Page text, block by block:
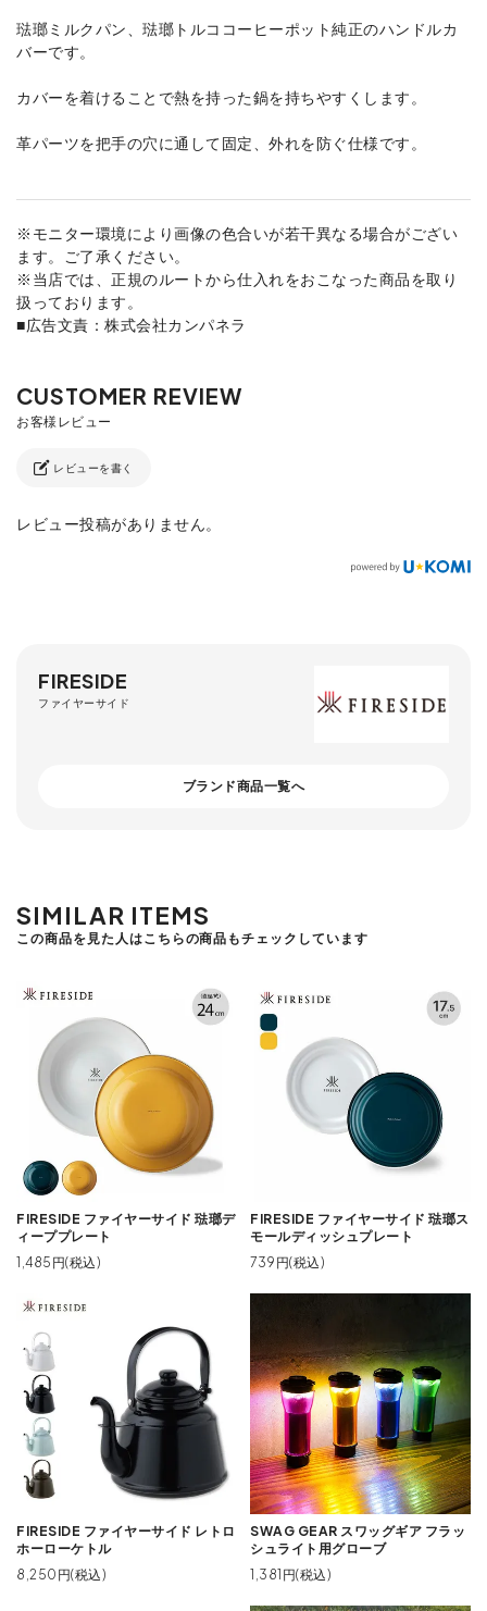
琺瑯ミルクパン、琺瑯トルココーヒーポット純正のハンドルカ
バーです。
カバーを着けることで熱を持った鍋を持ちやすくします。
革パーツを把手の穴に通して固定、外れを防ぐ仕様です。
※モニター環境により画像の色合いが若干異なる場合がござい
ます。ご了承ください。
※当店では、正規のルートから仕入れをおこなった商品を取り
扱っております。
■広告文責：株式会社カンパネラ
レビューを書く
レビュー投稿がありません。
FIRESIDE
ファイヤーサイド
ブランド商品一覧へ
SIMILAR ITEMS
この商品を見た人はこちらの商品もチェックしています
FIRESIDE ファイヤーサイド 琺瑯デ
ィーププレート
1,485円(税込)
FIRESIDE ファイヤーサイド 琺瑯ス
モールディッシュプレート
739円(税込)
FIRESIDE ファイヤーサイド レトロ
ホーローケトル
8,250円(税込)
SWAG GEAR スワッグギア フラッ
シュライト用グローブ
1,381円(税込)